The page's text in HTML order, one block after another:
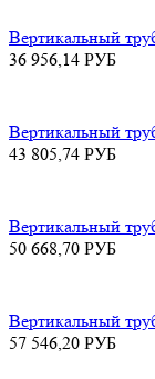
Вертикальный
36 956,14 РУБ
Вертикальный
43 805,74 РУБ
Вертикальный
50 668,70 РУБ
Вертикальный
57 546,20 РУБ